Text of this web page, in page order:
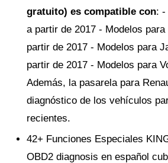
gratuito) es compatible con: -
a partir de 2017 - Modelos
partir de 2017 - Modelos para
partir de 2017 - Modelos para
Además, la pasarela para
diagnóstico de los vehículos
recientes.
42+ Funciones Especiales
OBD2 diagnosis en español